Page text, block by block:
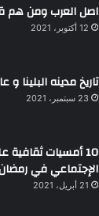
اصل العرب ومن هم
12 أكتوبر، 2021
تاريخ مدينه البلينا و
23 سبتمبر، 2021
10 أمسيات
الإجتماعي في
21 أبريل، 2021